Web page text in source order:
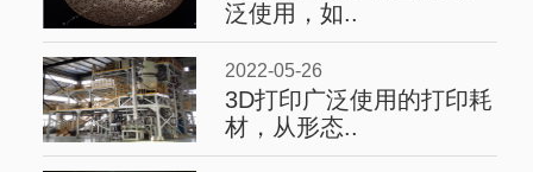
泛使用，如..
2022-05-26
3D打印广泛使用的打印耗
材，从形态..